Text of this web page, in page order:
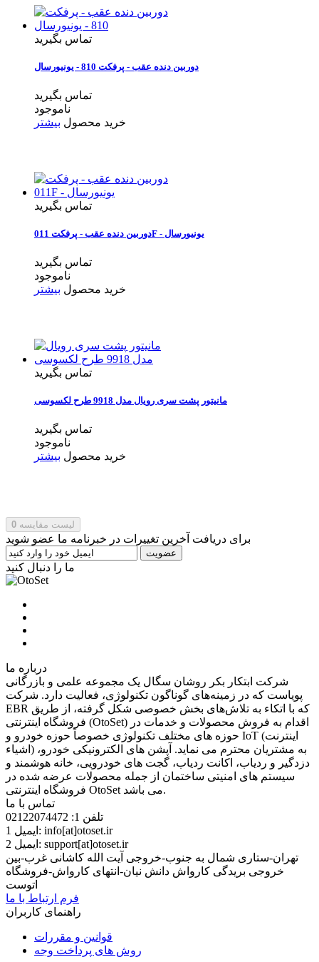
تماس بگیرید
دوربین دنده عقب - پرفکت 810 - یونیورسال
تماس بگیرید
ناموجود
خرید محصول بیشتر
تماس بگیرید
دوربین دنده عقب - پرفکت 011F - یونیورسال
تماس بگیرید
ناموجود
خرید محصول بیشتر
تماس بگیرید
مانیتور پشت سری رویال مدل 9918 طرح لکسوسی
تماس بگیرید
ناموجود
خرید محصول بیشتر
لیست مقایسه 0
برای دریافت آخرین تغییرات در خبرنامه ما عضو شوید
عضویت
ما را دنبال کنید
درباره ما
شرکت ابتکار بکر روشان سگال یک مجموعه‌ علمی و بازرگانی
پویاست كه در زمینه‌های گوناگون تکنولوژی، فعالیت دارد. شرکت
EBR که با اتکاء به تلاش‌های بخش خصوصی شکل گرفته، از طریق
فروشگاه اینترنتی (OtoSet) اقدام به فروش محصولات و خدمات در
حوزه های مختلف تکنولوژی خصوصاً حوزه خودرو و IoT (اینترنت
اشیاء) به مشتریان محترم می نماید. آپشن های الکترونیکی خودرو،
دزدگیر و ردیاب، اکانت ردیاب، گجت های خودرویی، خانه هوشمند و
سیستم های امنیتی ساختمان از جمله محصولات عرضه شده در
فروشگاه اینترنتی OtoSet می باشد.
تماس با ما
تلفن 1:
02122074472
ایمیل 1: info[at]otoset.ir
ایمیل 2: support[at]otoset.ir
تهران-ستاری شمال به جنوب-خروجی آیت الله کاشانی غرب-بین
خروجی بریدگی کارواش دانش نیان-انتهای کارواش-فروشگاه
اتوست
فرم ارتباط با ما
راهنمای کاربران
قوانین و مقررات
روش های پرداخت وجه